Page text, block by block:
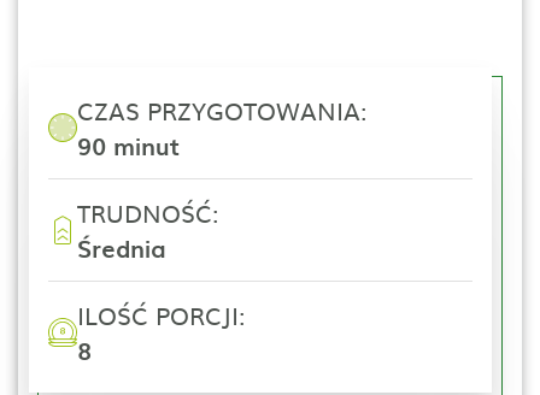
CZAS PRZYGOTOWANIA:
90 minut
TRUDNOŚĆ:
Średnia
ILOŚĆ PORCJI:
8